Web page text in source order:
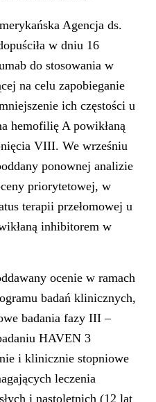
Agencja ds.
w dniu 16
do stosowania w
na celu zapobieganie
ich częstości u
hemofilię A powikłaną
VIII. We wrześniu
ponownej analizie
priorytetowej, w
terapii przełomowej u
inhibitorem w
ocenie w ramach
badań klinicznych,
badania fazy III –
HAVEN 3
i klinicznie stopniowe
leczenia
i nastoletnich (12 lat